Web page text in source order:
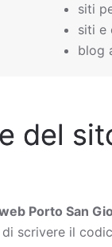
siti
siti e
blog
del
Porto San
scrivere il